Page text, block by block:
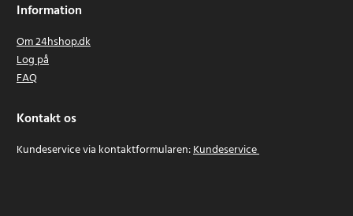
Information
Om 24hshop.dk
Log på
FAQ
Kontakt os
Kundeservice via kontaktformularen:Kundeservice